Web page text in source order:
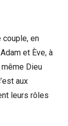
couple, en
et Ève, à
Dieu
aux
leurs rôles